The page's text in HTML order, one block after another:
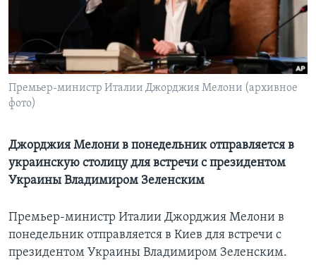
СОЦИАЛЬНЫЕ СЕТИ
Премьер-министр Италии Джорджия Мелони (архивное
фото)
Джорджия Мелони в понедельник отправляется в
украинскую столицу для встречи с президентом
Украины Владимиром Зеленским
Премьер-министр Италии Джорджия Мелони в
понедельник отправляется в Киев для встречи с
президентом Украины Владимиром Зеленским.